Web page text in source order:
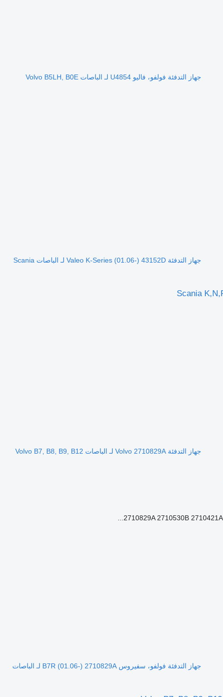
جهاز التدفئة فولفو، فاليو U4854 لـ الباصات Volvo B5LH, B0E
جهاز التدفئة Valeo K-Series (01.06-) 43152D لـ الباصات Scania
جهاز التدفئة Volvo 2710829A لـ الباصات Volvo B7, B8, B9, B12
2710829A 2710530B
جهاز التدفئة فولفو، سفيروس B7R (01.06-) 2710829A لـ الباصات